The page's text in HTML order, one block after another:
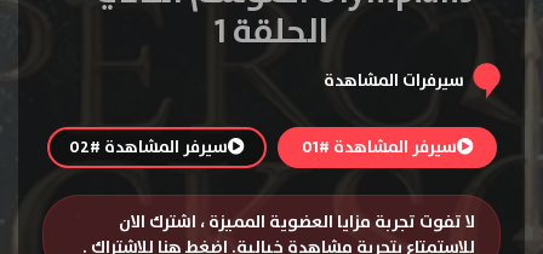
الحلقة 1
سيرفرات المشاهدة
سيرفر المشاهدة #01 سيرفر المشاهدة #02
لا تفوت تجربة مزايا العضوية المميزة ، اشترك الان
للإستمتاع بتجربة مشاهدة خيالية. اضغط هنا للإشتراك .